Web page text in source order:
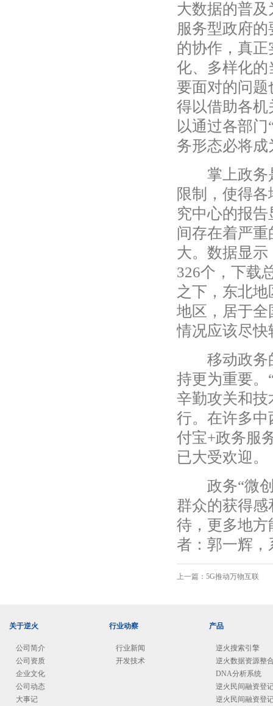
大数据的普及
服务型政府
的协作，真
化、多样化
要面对的问
得以借助各
以通过各部
务形态必将
掌上政务是
限制，使得
究中心的报
间存在着严
大。数据显
326个，下载
之下，东北
地区，居于
情况应该尽快
移动政务的
持更为重要。
辛勤攻关和
行。在许多中
付宝+政务服
已大受欢迎。
政务“微创
群众的获得
待，更多地方
者：郭一辉
上一篇： 5G推动万物互联
关于逆火
公司简介
公司资质
企业文化
公司动态
大事记
行业动察
行业新闻
开发技术
产品
逆火搜索引擎
逆火数据资源整
DNA分析系统
逆火民间融资登
逆火民间融资登